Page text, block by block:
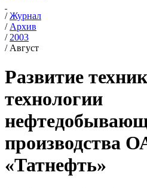
/Журнал
/ Архив
/ 2003
/ Август
Развитие
технологии
производства
«Татнефть»